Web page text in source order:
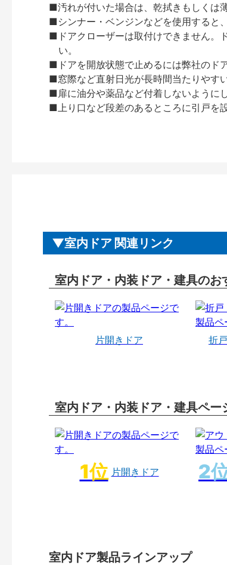
■汚れが付いた場合は、乾拭きもしくは
■シンナー・ベンジンなどを使用すると
■ドアクローザーは取付けできません。
い。
■ドアを開放状態で止めるには弊社のド
■窓際など直射日光が長時間当たりやす
■扉に油分や薬品など付着しないように
■上り口など段差のあるところに引戸を
室内ドア 関連リンク
室内ドア・内装ドア・建具のお
片開きドア 折
室内ドア・内装ドア・建具ペー
片開きドア
室内ドア製品ラインアップ